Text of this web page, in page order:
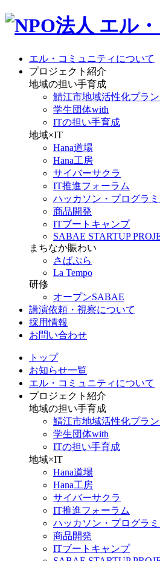
エル・コミュニティについて
プロジェクト紹介
地域の担い手育成
鯖江市地域活性化プラ
学生団体with
ITの担い手育成
地域×IT
Hana道場
Hana工房
サイバーサクラ
IT推進フォーラム
ハッカソン・プログラ
商品開発
ITブートキャンプ
SABAE STARTUP
まちなか賑わい
さばぷら
La Tempo
研修
オープンSABAE
講演依頼・視察について
採用情報
お問い合わせ
トップ
お知らせ一覧
エル・コミュニティについて
プロジェクト紹介
地域の担い手育成
鯖江市地域活性化プラ
学生団体with
ITの担い手育成
地域×IT
Hana道場
Hana工房
サイバーサクラ
IT推進フォーラム
ハッカソン・プログラ
商品開発
ITブートキャンプ